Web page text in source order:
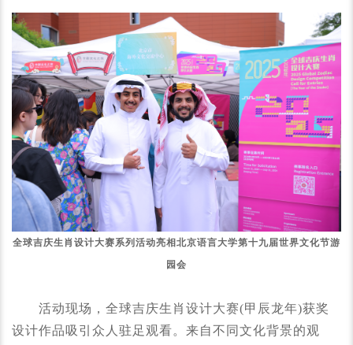
全球吉庆生肖设计大赛系列活动亮相北京语言大学第十九届世界文化节游
园会
活动现场，全球吉庆生肖设计大赛(甲辰龙年)获奖
设计作品吸引众人驻足观看。来自不同文化背景的观